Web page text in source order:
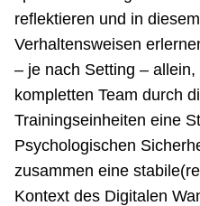
reflektieren und in
Verhaltensweisen
– je nach Setting –
kompletten Team durch
Trainingseinheiten eine
Psychologischen
zusammen eine
Kontext des Digitalen